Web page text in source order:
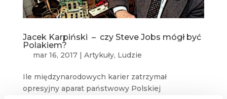
Jacek Karpiński – czy Steve Jobs mógł być
Polakiem?
mar 16, 2017| Artykuły, Ludzie
Ile międzynarodowych karier zatrzymał
opresyjny aparat państwowy Polskiej